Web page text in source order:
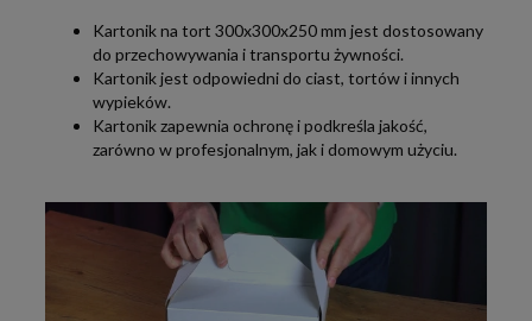
Kartonik na tort 300x300x250 mm jest dostosowany
do przechowywania i transportu żywności.
Kartonik jest odpowiedni do ciast, tortów i innych
wypieków.
Kartonik zapewnia ochronę i podkreśla jakość,
zarówno w profesjonalnym, jak i domowym użyciu.